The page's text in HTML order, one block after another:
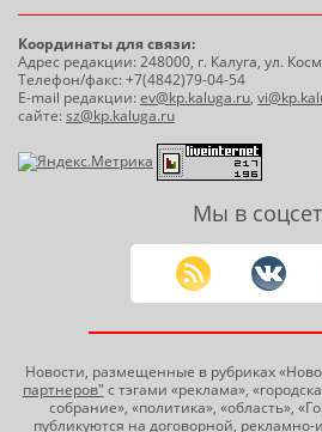
Координаты для связи:
Адрес редакции: 248000, г. Калуга, ул.
Телефон/факс: +7(4842)79-04-54
E-mail редакции:ev@kp.kaluga.ru,
сайте:sz@kp.kaluga.ru
Мы в
Новости, размещенные в рубриках
партнеров" с тэгами «реклама»,
собрание», «политика», «область»,
публикуются на договорной,